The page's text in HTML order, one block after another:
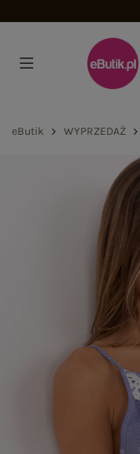
eButik WYPRZEDAŻ